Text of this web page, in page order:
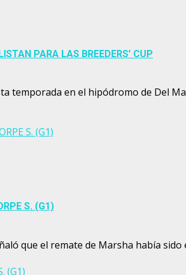
PARA LAS BREEDERS’ CUP
temporada en el hipódromo de Del
S. (G1)
S. (G1)
que el remate de Marsha había
(G1)